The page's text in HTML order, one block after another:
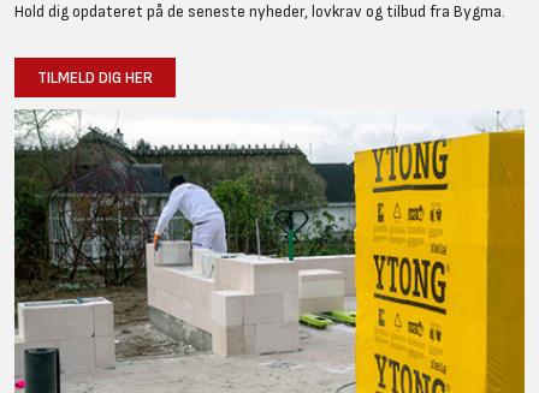
Hold dig opdateret på de seneste nyheder, lovkrav og tilbud fra Bygma.
TILMELD DIG HER